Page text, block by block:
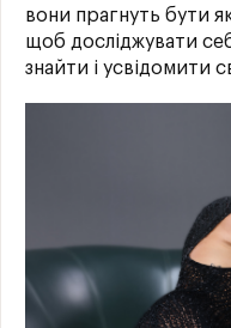
вони прагнуть бути
щоб досліджувати
знайти і усвідомити